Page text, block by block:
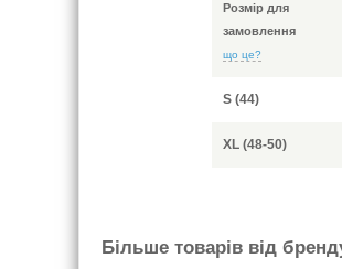
Розмір для
замовлення
що це?
S (44)
XL (48-50)
Бiльше товарiв вiд